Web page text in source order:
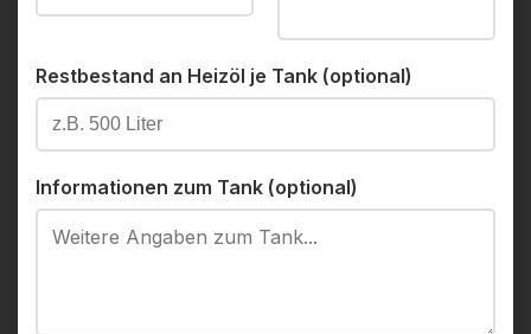
Restbestand an Heizöl je Tank (optional)
Informationen zum Tank (optional)